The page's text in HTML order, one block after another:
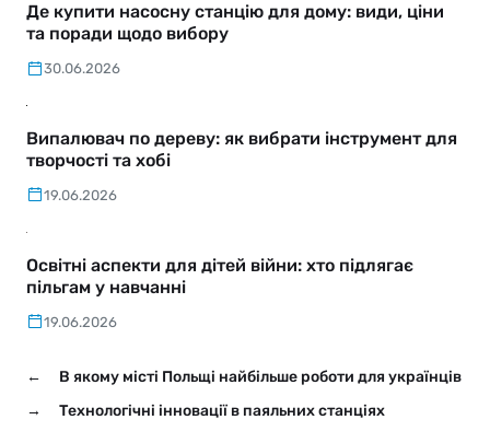
Де купити насосну станцію для дому: види, ціни
та поради щодо вибору
30.06.2026
Випалювач по дереву: як вибрати інструмент для
творчості та хобі
19.06.2026
Освітні аспекти для дітей війни: хто підлягає
пільгам у навчанні
19.06.2026
←
В якому місті Польщі найбільше роботи для українців
→
Технологічні інновації в паяльних станціях